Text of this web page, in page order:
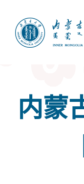
内蒙